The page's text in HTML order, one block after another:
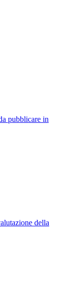
pubblicare in
della